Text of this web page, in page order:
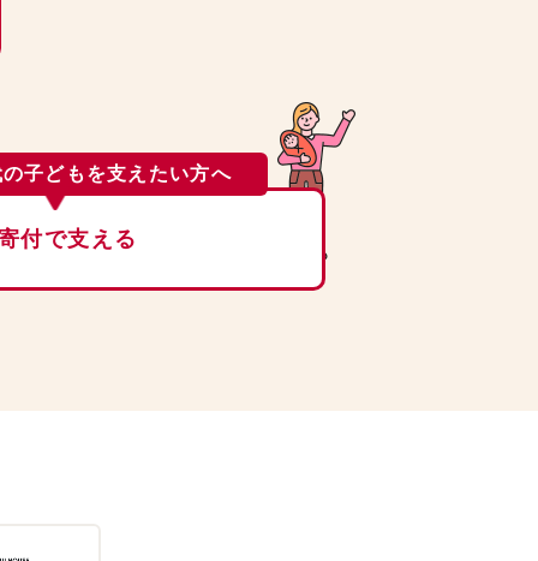
子どもを支えたい方へ
付で支える